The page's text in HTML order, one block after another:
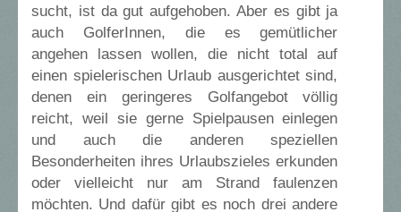
sucht, ist da gut aufgehoben. Aber es gibt ja
auch GolferInnen, die es gemütlicher
angehen lassen wollen, die nicht total auf
einen spielerischen Urlaub ausgerichtet sind,
denen ein geringeres Golfangebot völlig
reicht, weil sie gerne Spielpausen einlegen
und auch die anderen speziellen
Besonderheiten ihres Urlaubszieles erkunden
oder vielleicht nur am Strand faulenzen
möchten. Und dafür gibt es noch drei andere